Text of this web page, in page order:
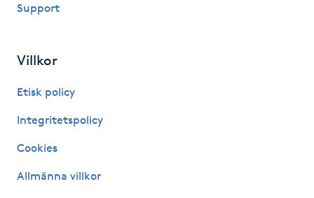
Klippning
Klippning & Slingor
Koppningsmassage
Support
Villkor
Etisk policy
Integritetspolicy
Cookies
Allmänna villkor